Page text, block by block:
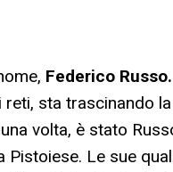
Federico Russo.
reti, sta trascinando
volta, è stato
Pistoiese. Le sue